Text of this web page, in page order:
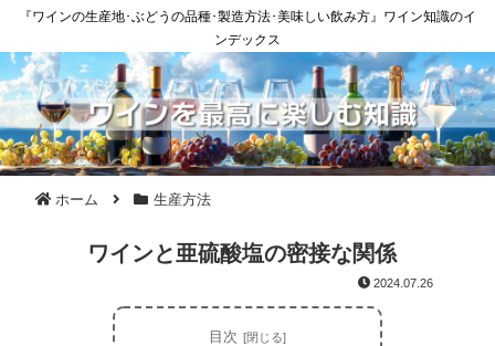
『ワインの生産地･ぶどうの品種･製造方法･美味しい飲み方』ワイン知識のイ
ンデックス
ホーム 生産方法
ワインと亜硫酸塩の密接な関係
2024.07.26
目次